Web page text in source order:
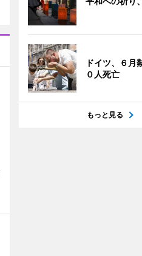
ドイツ、６月
０人死亡
もっと見る